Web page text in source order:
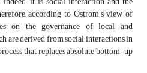
according to Ostrom’s view of
on the governance of local and
are derived from social interactions in
that replaces absolute bottom-up